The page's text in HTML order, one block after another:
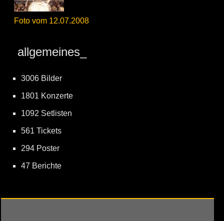
Foto vom 12.07.2008
allgemeines_
3006 Bilder
1801 Konzerte
1092 Setlisten
561 Tickets
294 Poster
47 Berichte